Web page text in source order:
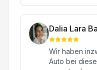
Ende eine
mich
freundlichen,
Dalia Lara
Wir haben
Auto bei